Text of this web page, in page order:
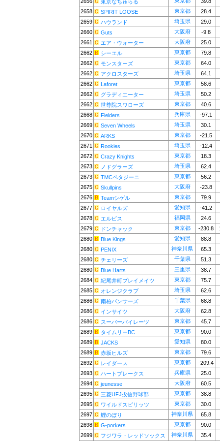
東京なちゅらる
2658
SPIRIT LOOSE 東京都
28.4
2659
ハウランド 埼玉県
29.0
2660
Guts 大阪府
-9.8
2661
エア・ウォーター 大阪府
25.0
2662
シーエル 東京都
79.8
2662
モンスターズ 東京都
64.0
2662
アクロスターズ 埼玉県
64.1
2662
Laforet 東京都
58.6
2662
グラディエーター 埼玉県
50.2
2662
世尊院スワローズ 東京都
40.6
2668
Fielders 兵庫県
-97.1
2669
Seven Wheels 埼玉県
30.1
2670
ARKS 東京都
-21.5
2671
Rookies 埼玉県
-12.4
2672
Crazy Knights 東京都
18.3
2673
ノドグラーズ 埼玉県
62.4
2673
TMCペタジーニ 東京都
56.2
2675
Skullpins 大阪府
-23.8
2676
Teamシゲル 東京都
79.9
2677
ロイヤルズ 愛知県
-41.2
2678
エルビス 福岡県
24.6
2679
ドンチャック 東京都 -230.8
2680
Blue Kings 愛知県
88.8
2680
PENIX 神奈川県
65.3
2680
チェリーズ 千葉県
51.3
2680
Blue Harts 三重県
38.7
2684
紀尾井町プレイメイツ 東京都
75.7
2685
オレンジクラブ 埼玉県
62.6
2686
南柏パンサーズ 千葉県
68.8
2686
インサイツ 大阪府
62.8
2686
スーパーパイレーツ 東京都
45.7
2689
タイムリーBC 東京都
90.0
2689
JACKS 愛知県
80.0
2689
赤坂ヒルズ 東京都
79.6
2692
レイダース 東京都
-209.4
2693
ハートブレークス 兵庫県
25.0
2694
jeunesse 大阪府
60.5
2695
三菱UFJ投信野球部 東京都
38.8
2695
ワイルドスピリッツ 東京都
30.0
2697
鯉のぼり 神奈川県
65.8
2698
G-porkers 東京都
90.0
2699
フジワラ・レッドソックス 神奈川県 35.4